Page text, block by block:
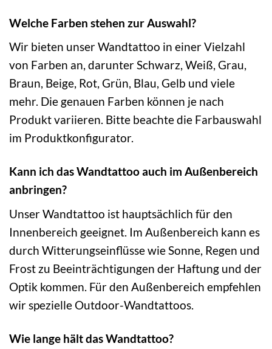
Welche Farben stehen zur Auswahl?
Wir bieten unser Wandtattoo in einer Vielzahl
von Farben an, darunter Schwarz, Weiß, Grau,
Braun, Beige, Rot, Grün, Blau, Gelb und viele
mehr. Die genauen Farben können je nach
Produkt variieren. Bitte beachte die Farbauswahl
im Produktkonfigurator.
Kann ich das Wandtattoo auch im Außenbereich
anbringen?
Unser Wandtattoo ist hauptsächlich für den
Innenbereich geeignet. Im Außenbereich kann es
durch Witterungseinflüsse wie Sonne, Regen und
Frost zu Beeinträchtigungen der Haftung und der
Optik kommen. Für den Außenbereich empfehlen
wir spezielle Outdoor-Wandtattoos.
Wie lange hält das Wandtattoo?